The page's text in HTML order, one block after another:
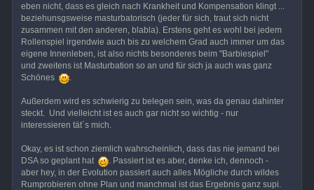
eben nicht, dass es gleich nach Krankheit und Kompensation klingt ...
beziehunsgsweise masturbatorisch (jeder für sich, traut sich nicht
zusammen mit den anderen, blabla). Erstens geht es wohl bei jedem
Rollenspiel irgendwie auch bis zu welchem Grad auch immer um das
eigene Innenleben, ist also nichts besonderes beim "Barbiespiel"
und zweitens ist Masturbation so an und für sich ja auch was ganz
Schönes
.
Außerdem wird es schwierig zu belegen sein, was da genau dahinter
steckt. Und vielleicht ist es auch gar nicht so wichtig - nur
interessieren tät´s mich.
Okay, es ist schon ziemlich wahrscheinlich, dass das nie jemand bei
DSA so geplant hat
. Passiert ist es aber, denke ich, dennoch -
aber hey, in der Evolution passiert auch alles Mögliche durch wildes
Rumprobieren ohne Plan und manchmal ist das Ergebnis ganz supi.